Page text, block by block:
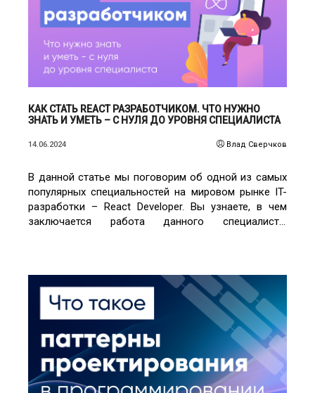
ЧИТАТЬ ПОДРОБНЕЕ
КАК СТАТЬ REACT РАЗРАБОТЧИКОМ. ЧТО НУЖНО
ЗНАТЬ И УМЕТЬ – С НУЛЯ ДО УРОВНЯ СПЕЦИАЛИСТА
14.06.2024 Влад Сверчков
В данной статье мы поговорим об одной из самых
популярных специальностей на мировом рынке IT-
разработки – React Developer. Вы узнаете, в чем
заключается работа данного специалиста,
шансы на успешное трудоустройство.
ЧИТАТЬ ПОДРОБНЕЕ